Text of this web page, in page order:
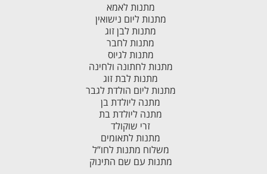
מתנות לאמא
מתנות ליום נישואין
מתנות לבן זוג
מתנות לחבר
מתנות לגיוס
מתנות לחתונה ולחינה
מתנות לבת זוג
מתנות ליום הולדת לגבר
מתנה ליולדת בן
מתנה ליולדת בת
זרי שוקולד
מתנות לתאומים
משלוח מתנות לחו”ל
מתנות עם שם התינוק